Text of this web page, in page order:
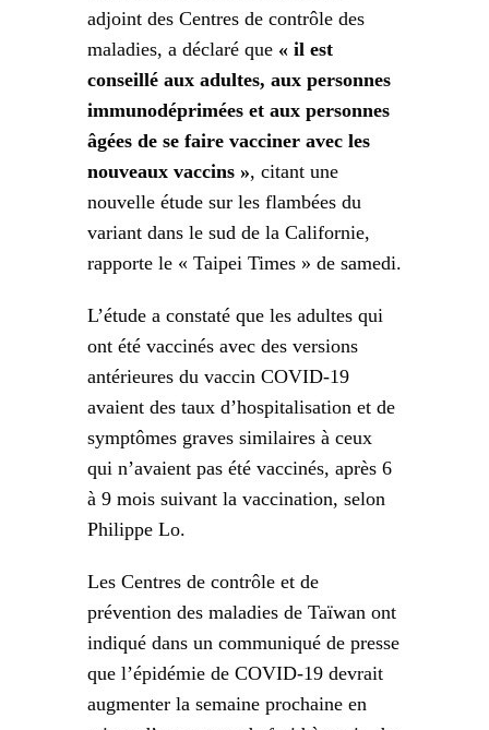
adjoint des Centres de contrôle des
maladies, a déclaré que « il est
conseillé aux adultes, aux personnes
immunodéprimées et aux personnes
âgées de se faire vacciner avec les
nouveaux vaccins », citant une
nouvelle étude sur les flambées du
variant dans le sud de la Californie,
rapporte le « Taipei Times » de samedi.
L’étude a constaté que les adultes qui
ont été vaccinés avec des versions
antérieures du vaccin COVID-19
avaient des taux d’hospitalisation et de
symptômes graves similaires à ceux
qui n’avaient pas été vaccinés, après 6
à 9 mois suivant la vaccination, selon
Philippe Lo.
Les Centres de contrôle et de
prévention des maladies de Taïwan ont
indiqué dans un communiqué de presse
que l’épidémie de COVID-19 devrait
augmenter la semaine prochaine en